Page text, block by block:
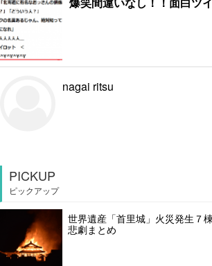
nagai ritsu
PICKUP
ピックアップ
世界遺産「首里城」火災発生７
悲劇まとめ